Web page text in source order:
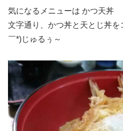
気になるメニューは かつ天丼
文字通り、かつ丼と天とじ丼
￣*)じゅるぅ～